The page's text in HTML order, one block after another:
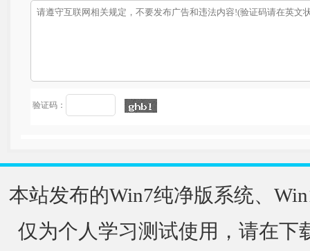
验证码：
本站发布的Win7纯净版系统、
仅为个人学习测试使用，请在下